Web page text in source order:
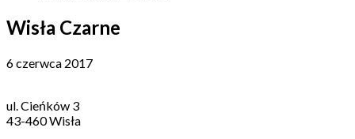
Wisła Czarne
6 czerwca 2017
ul. Cieńków 3
43-460 Wisła